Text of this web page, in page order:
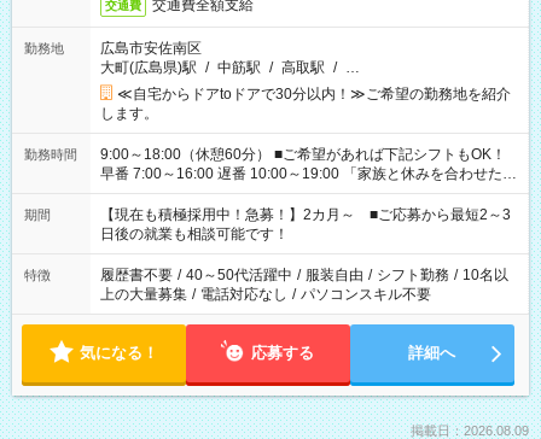
交通費 交通費全額支給
勤務地
広島市安佐南区
大町(広島県)駅 / 中筋駅 / 高取駅 / …
≪自宅からドアtoドアで30分以内！≫ご希望の勤務地を紹介
します。
勤務時間
9:00～18:00（休憩60分） ■ご希望があれば下記シフトもOK！
早番 7:00～16:00 遅番 10:00～19:00 「家族と休みを合わせた
い」 「余裕を持って夕飯の準備がしたい」 「できれば残業はし
たくない」 など、ご希望を教えてくださいね。 ※Wワーク希望
の方へ 今ご覧のお仕事で希望する勤務時間と、もう1つのお仕事
の勤務時間。 合計で週40時間を超える場合は応募できません。
期間
【現在も積極採用中！急募！】2カ月～ ■ご応募から最短2～3
日後の就業も相談可能です！
特徴 履歴書不要 / 40～50代活躍中 / 服装自由 / シフト勤務 / 10名以
上の大量募集 / 電話対応なし / パソコンスキル不要
気になる！ 応募する 詳細へ
掲載日：2026.08.09